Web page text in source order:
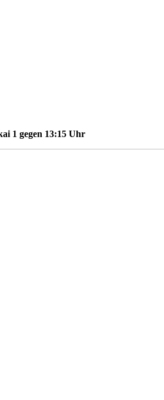
1 gegen 13:15 Uhr